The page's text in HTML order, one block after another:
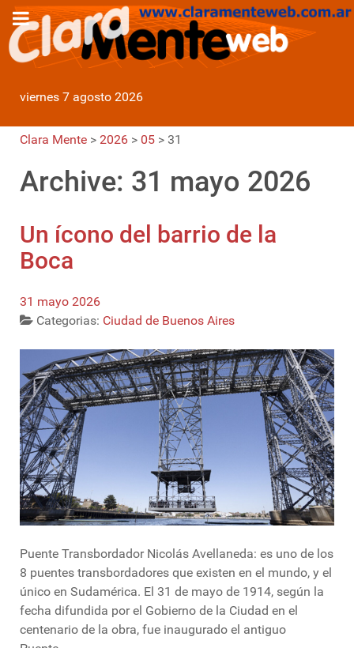
viernes 7 agosto 2026
Clara Mente > 2026 > 05 > 31
Archive: 31 mayo 2026
Un ícono del barrio de la
Boca
31 mayo 2026
Categorias: Ciudad de Buenos Aires
Puente Transbordador Nicolás Avellaneda: es uno de los
8 puentes transbordadores que existen en el mundo, y el
único en Sudamérica. El 31 de mayo de 1914, según la
fecha difundida por el Gobierno de la Ciudad en el
centenario de la obra, fue inaugurado el antiguo